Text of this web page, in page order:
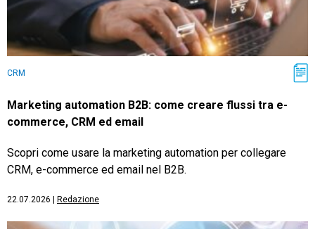
CRM
Marketing automation B2B: come creare flussi tra e-
commerce, CRM ed email
Scopri come usare la marketing automation per collegare
CRM, e-commerce ed email nel B2B.
22.07.2026 Redazione